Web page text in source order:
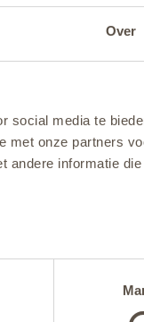
Over
social media te
met onze partners
andere informatie